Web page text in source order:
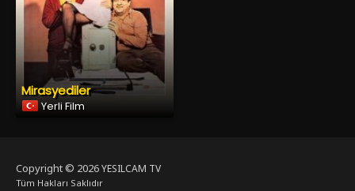
Mirasyediler
Yerli Film
Copyright © 2026YESILCAM TV
Tüm Hakları Saklıdır